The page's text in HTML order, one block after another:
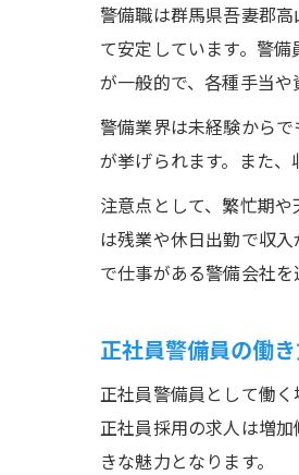
警備職は群馬県吾妻郡
て安定しています。警
が一般的で、各種手当や
警備業界は未経験から
が挙げられます。また
注意点として、繁忙期
は残業や休日出勤で収
で仕事がある警備会社を
正社員警備員の働
正社員警備員として働
正社員採用の求人は増
きな魅力となります。